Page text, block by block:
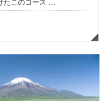
たこのコース …